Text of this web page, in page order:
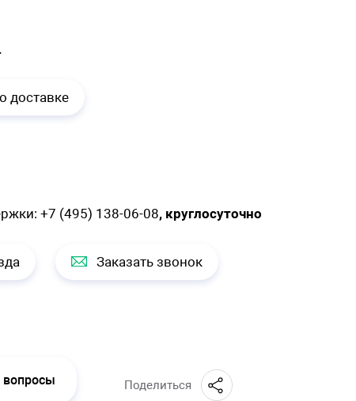
доставке
+7 (495) 138-06-08, круглосуточно
Заказать звонок
Поделиться